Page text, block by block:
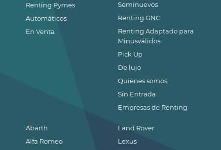
Renting Pymes
Automáticos
En Venta
Abarth
Alfa Romeo
Land Rover
Lexus
Seminuevos
Renting GNC
Renting Adaptado para
Minusválidos
Pick Up
De lujo
Quienes somos
Sin Entrada
Empresas de Renting